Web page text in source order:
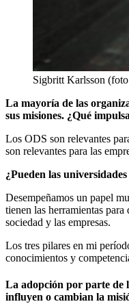
Sigbritt Karlsson
La mayoría de las
sus misiones. ¿Qué
Los ODS son relevantes
son relevantes para las
¿Pueden las
Desempeñamos un papel
tienen las herramientas
sociedad y las empresas.
Los tres pilares en mi
conocimientos y
La adopción por parte de
influyen o cambian la